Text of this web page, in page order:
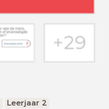
Leerjaar 2